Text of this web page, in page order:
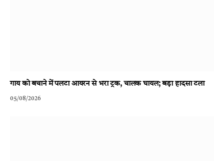
गाय को बचाने में पलटा आयरन से भरा ट्रक, चालक घायल; बड़ा हादसा टला
05/08/2026